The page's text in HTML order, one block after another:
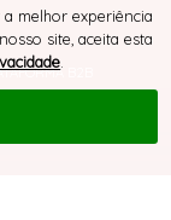
B2B
melhor experiência
site, aceita esta